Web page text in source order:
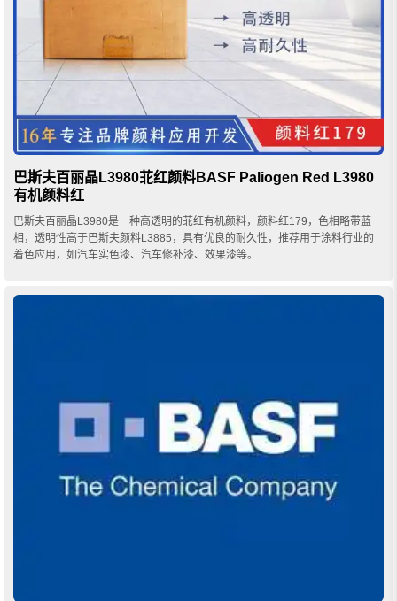
巴斯夫百丽晶L3980苝红颜料BASF Paliogen Red L3980
有机颜料红
巴斯夫百丽晶L3980是一种高透明的苝红有机颜料，颜料红179，色相略带蓝
相，透明性高于巴斯夫颜料L3885，具有优良的耐久性，推荐用于涂料行业的
着色应用，如汽车实色漆、汽车修补漆、效果漆等。